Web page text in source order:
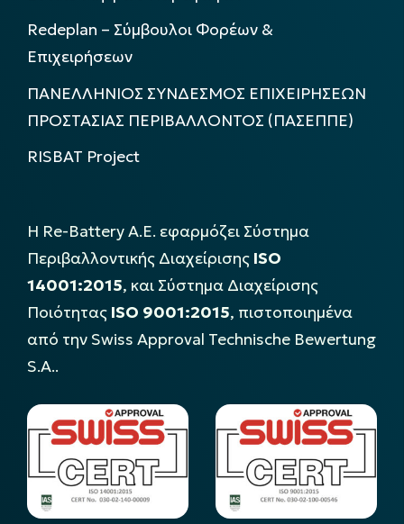
Redeplan – Σύμβουλοι Φορέων &
Επιχειρήσεων
ΠΑΝΕΛΛΗΝΙΟΣ ΣΥΝΔΕΣΜΟΣ ΕΠΙΧΕΙΡΗΣΕΩΝ
ΠΡΟΣΤΑΣΙΑΣ ΠΕΡΙΒΑΛΛΟΝΤΟΣ (ΠΑΣΕΠΠΕ)
RISBAT Project
Η Re-Battery Α.Ε. εφαρμόζει Σύστημα
Περιβαλλοντικής Διαχείρισης ISO
14001:2015, και Σύστημα Διαχείρισης
Ποιότητας ISO 9001:2015, πιστοποιημένα
από την Swiss Approval Technische Bewertung
S.A..